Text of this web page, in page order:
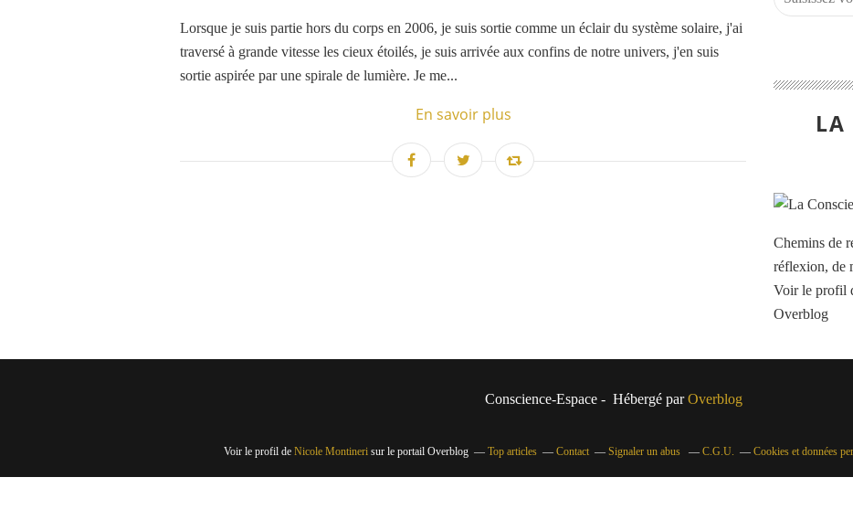
Lorsque je suis partie hors du corps en 2006, je suis sortie comme un éclair du système solaire, j'ai
traversé à grande vitesse les cieux étoilés, je suis arrivée aux confins de notre univers, j'en suis
sortie aspirée par une spirale de lumière. Je me...
En savoir plus
LA
Chemins de
réflexion, de
Voir le profil
Overblog
Conscience-Espace - Hébergé parOverblog
Voir le profil de Nicole Montinerisur le portail Overblog Top articles Contact Signaler un abus C.G.U. Cookies et données